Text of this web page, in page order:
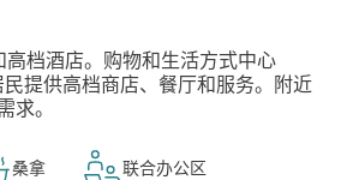
档酒店。购物和生活方式中心
提供高档商店、餐厅和服务。附近
。
桑拿 联合办公区